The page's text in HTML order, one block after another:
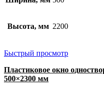
Высота, мм 2200
Быстрый просмотр
Пластиковое окно
500×2300 мм